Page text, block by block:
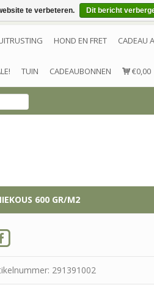
HOND EN FRET CADEAU
TUIN CADEAUBONNEN €0,00
600 GR/M2
291391002
te verbeteren. Dit bericht